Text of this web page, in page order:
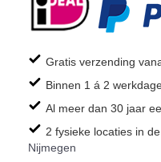
Gratis verzending
Binnen 1 á 2
Al meer dan 30 jaar
2 fysieke locaties in
Nijmegen